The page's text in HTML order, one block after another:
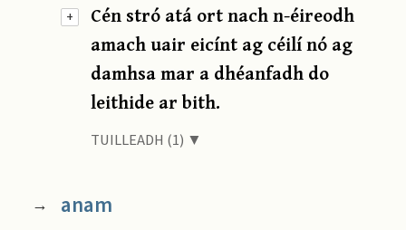
+
Cén stró atá ort nach n-éireodh
amach uair eicínt ag céilí nó ag
damhsa mar a dhéanfadh do
leithide ar bith.
TUILLEADH (1) ▼
→ anam